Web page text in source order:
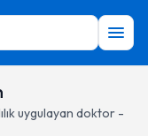
uygulayan doktor -